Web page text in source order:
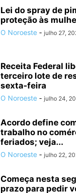
Lei do spray de
proteção às
O Noroeste - julho 27,
Receita Federal
terceiro lote de
sexta-feira
O Noroeste - julho 24,
Acordo define
trabalho no
feriados; veja...
O Noroeste - julho 22,
Começa nesta
prazo para pedir